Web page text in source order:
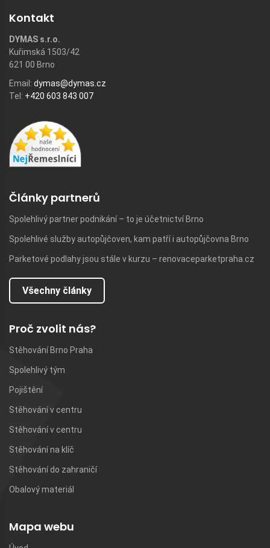
Kontakt
DYMAS s.r.o.
Kuřimská 1503/42
621 00 Brno
Email: dymas@dymas.cz
Tel: +420 603 843 007
Články partnerů
Spolehlivý partner podnikání – to je účetnictví Brno
Spolehlivé služby autopůjčoven, kam patří i autopůjčovna Brno
Parketové podlahy jsou stále v kurzu – renovaceparketpraha.cz
Všechny články
Proč zvolit nás?
Stěhování Brno Praha
Spolehlivý tým
Pojištění
Stěhování v centru
Stěhování v centru
Stěhování na klíč
Stěhování do zahraničí
Obalový materiál
Mapa webu